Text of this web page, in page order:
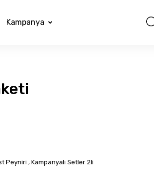
Kampanya
Peyniri , Kampanyalı Setler 2li